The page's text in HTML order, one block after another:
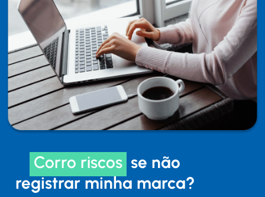
Corro riscos se não
registrar minha marca?